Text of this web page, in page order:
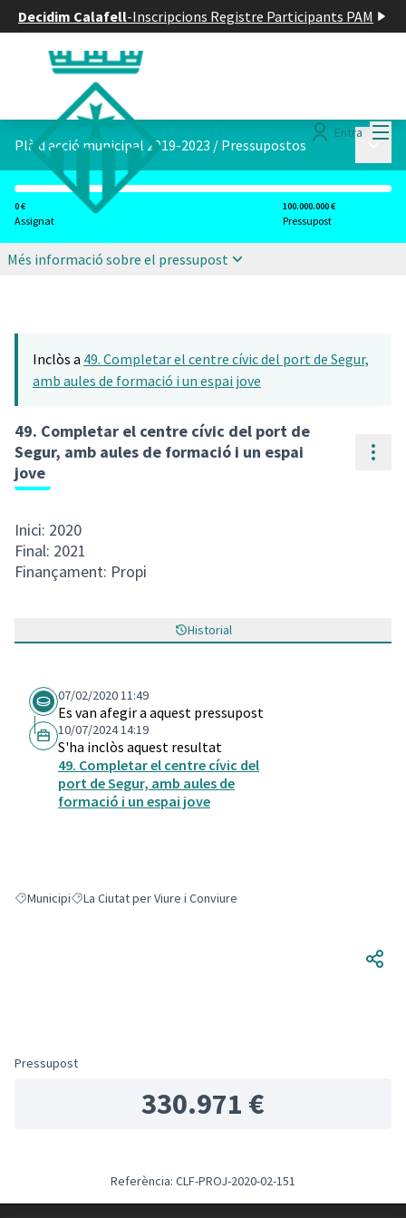
Decidim Calafell-Inscripcions Registre Participants PAM
Entra
Plà d acció municipal 2019-2023 / Pressupostos
0 €
Assignat
100.000.000 €
Pressupost
Més informació sobre el pressupost
Inclòs a 49. Completar el centre cívic del port de Segur,
amb aules de formació i un espai jove
49. Completar el centre cívic del port de
Segur, amb aules de formació i un espai
jove
Inici: 2020
Final: 2021
Finançament: Propi
Historial
07/02/2020 11:49
Es van afegir a aquest pressupost
10/07/2024 14:19
S'ha inclòs aquest resultat
49. Completar el centre cívic del
port de Segur, amb aules de
formació i un espai jove
Resultats en filtrar per: Municipi
MunicipiResultats en filtrar per: La Ciutat per Viure i Conviure
La Ciutat per Viure i Conviure
Pressupost
330.971 €
Referència: CLF-PROJ-2020-02-151